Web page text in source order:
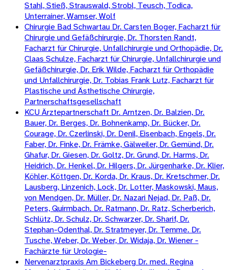
Stahl, Stieß, Strauswald, Strobl, Teusch, Todica,
Unterrainer, Wamser, Wolf
Chirurgie Bad Schwartau Dr. Carsten Boger, Facharzt für
Chirurgie und Gefäßchirurgie, Dr. Thorsten Randt,
Facharzt für Chirurgie, Unfallchirurgie und Orthopädie, Dr.
Claas Schulze, Facharzt für Chirurgie, Unfallchirurgie und
Gefäßchirurgie, Dr. Erik Wilde, Facharzt für Orthopädie
und Unfallchirurgie, Dr. Tobias Frank Lutz, Facharzt für
Plastische und Ästhetische Chirurgie,
Partnerschaftsgesellschaft
KCU Ärztepartnerschaft Dr. Arntzen, Dr. Balzien, Dr.
Bauer, Dr. Berges, Dr. Bohnenkamp, Dr. Bücker, Dr.
Courage, Dr. Czerlinski, Dr. Denil, Eisenbach, Engels, Dr.
Faber, Dr. Finke, Dr. Främke, Gälweiler, Dr. Gemünd, Dr.
Ghafur, Dr. Giesen, Dr. Goltz, Dr. Grund, Dr. Harms, Dr.
Heidrich, Dr. Henkel, Dr. Hilgers, Dr. Jürgenharke, Dr. Klier,
Köhler, Köttgen, Dr. Korda, Dr. Kraus, Dr. Kretschmer, Dr.
Lausberg, Linzenich, Lock, Dr. Lotter, Maskowski, Maus,
von Mendgen, Dr. Müller, Dr. Nazari Nejad, Dr. Paß, Dr.
Peters, Quirmbach. Dr. Ratmann, Dr. Ratz, Scherberich,
Schlütz, Dr. Schulz, Dr. Schwarzer, Dr. Sharif, Dr.
Stephan-Odenthal, Dr. Stratmeyer, Dr. Temme. Dr.
Tusche, Weber, Dr. Weber, Dr. Widaja, Dr. Wiener -
Fachärzte für Urologie-
Nervenarztpraxis Am Bickeberg Dr. med. Regina